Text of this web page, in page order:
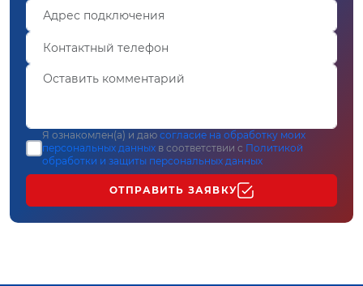
Я ознакомлен(а) и даю согласие на обработку моих
персональных данных в соответствии с Политикой
обработки и защиты персональных данных
ОТПРАВИТЬ ЗАЯВКУ